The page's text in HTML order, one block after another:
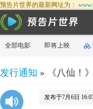
预告片世界的最新网址为：
全部电影 即将上映
发行通知 » 《八仙！
发布于7月6日